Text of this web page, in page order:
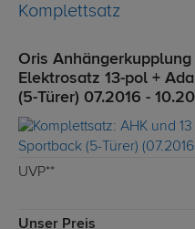
Komplettsatz
Oris Anhängerkupplung
Elektrosatz 13-pol +
(5-Türer) 07.2016 -
UVP**
Unser Preis